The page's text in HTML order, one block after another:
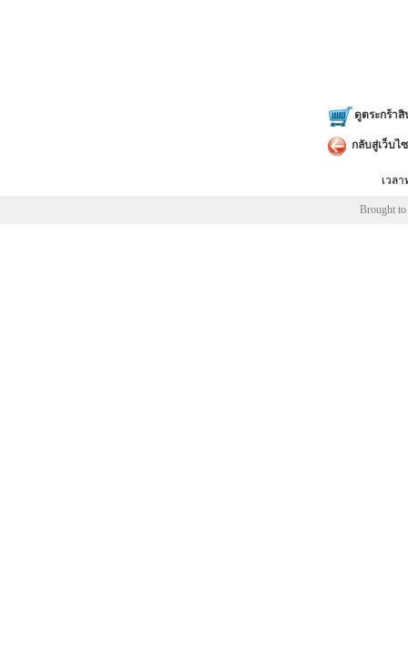
ดูตระกร้า
กลับสู่เว็บไ
เวลา
Brought